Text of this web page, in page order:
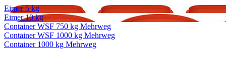
Eimer 5 kg
Eimer 10 kg
Container WSF 750 kg Mehrweg
Container WSF 1000 kg Mehrweg
Container 1000 kg Mehrweg